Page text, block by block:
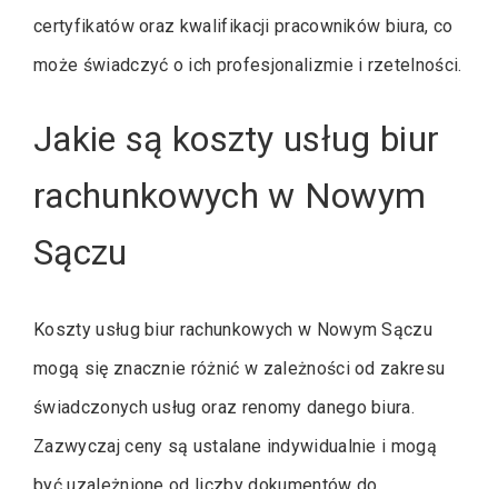
certyfikatów oraz kwalifikacji pracowników biura, co
może świadczyć o ich profesjonalizmie i rzetelności.
Jakie są koszty usług biur
rachunkowych w Nowym
Sączu
Koszty usług biur rachunkowych w Nowym Sączu
mogą się znacznie różnić w zależności od zakresu
świadczonych usług oraz renomy danego biura.
Zazwyczaj ceny są ustalane indywidualnie i mogą
być uzależnione od liczby dokumentów do